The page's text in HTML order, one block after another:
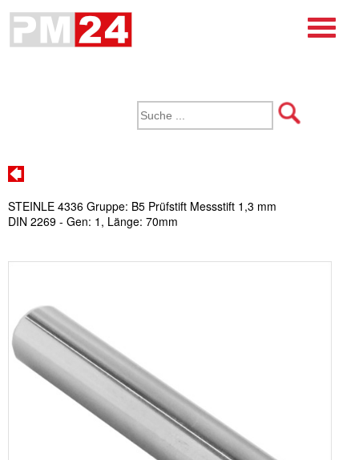
STEINLE 4336 Gruppe: B5 Prüfstift Messstift 1,3 mm
DIN 2269 - Gen: 1, Länge: 70mm